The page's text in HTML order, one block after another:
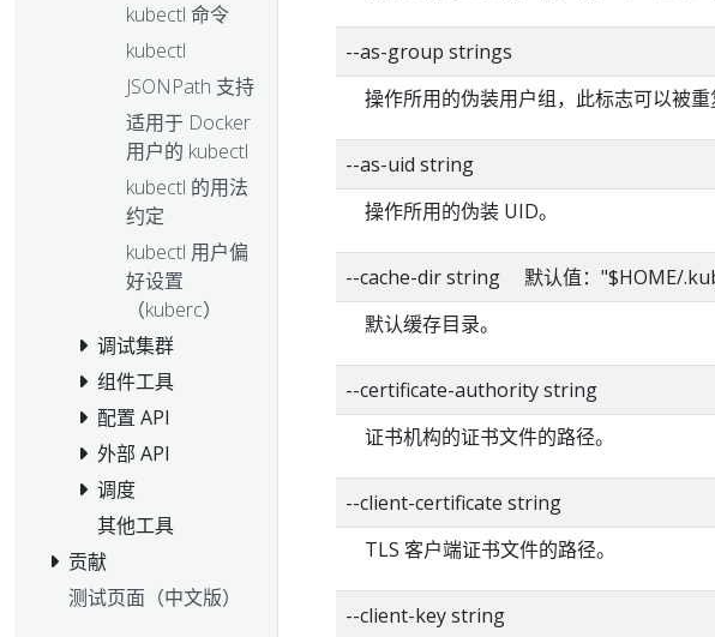
kubectl 命令
kubectl
JSONPath 支持
适用于 Docker
用户的 kubectl
kubectl 的用法
约定
kubectl 用户偏
好设置
（kuberc）
调试集群
组件工具
配置 API
外部 API
调度
其他工具
贡献
测试页面（中文版）
--as-group strings
操作所用的伪装用户组，此标志可以被重
--as-uid string
操作所用的伪装 UID。
--cache-dir string 默认值："$HOME/
默认缓存目录。
--certificate-authority string
证书机构的证书文件的路径。
--client-certificate string
TLS 客户端证书文件的路径。
--client-key string